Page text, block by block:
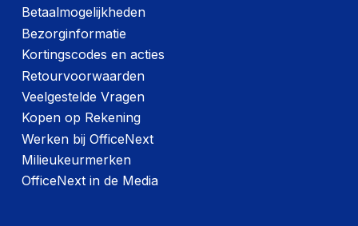
Betaalmogelijkheden
Bezorginformatie
Kortingscodes en acties
Retourvoorwaarden
Veelgestelde Vragen
Kopen op Rekening
Werken bij OfficeNext
Milieukeurmerken
OfficeNext in de Media